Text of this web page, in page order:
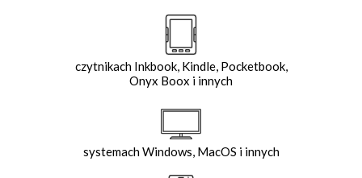
czytnikach Inkbook, Kindle, Pocketbook,
Onyx Boox i innych
systemach Windows, MacOS i innych